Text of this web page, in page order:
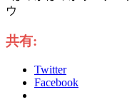
ウ
共有:
Twitter
Facebook